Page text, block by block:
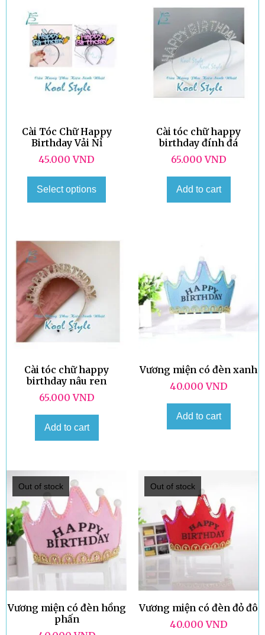
Cài Tóc Chữ Happy
Birthday Vải Nỉ
45.000VND
Select options
Cài tóc chữ happy
birthday đính đá
65.000VND
Add to cart
Cài tóc chữ happy
birthday nâu ren
65.000VND
Add to cart
Vương miện có đèn xanh
40.000VND
Add to cart
Out of stock
Vương miện có đèn hồng
phấn
Out of stock
Vương miện có đèn đỏ đô
40.000VND